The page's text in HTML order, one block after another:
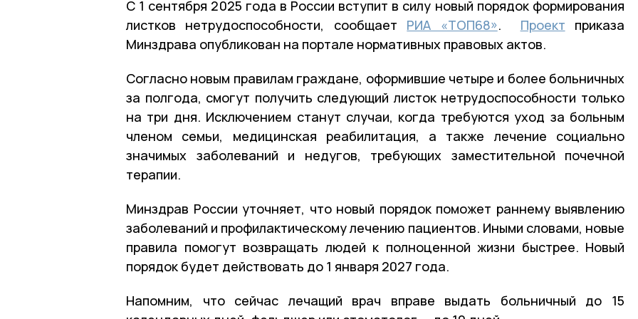
С 1 сентября 2025 года в России вступит в силу новый порядок формирования
листков нетрудоспособности, сообщает РИА «ТОП68». Проект приказа
Минздрава опубликован на портале нормативных правовых актов.
Согласно новым правилам граждане, оформившие четыре и более больничных
за полгода, смогут получить следующий листок нетрудоспособности только
на три дня. Исключением станут случаи, когда требуются уход за больным
членом семьи, медицинская реабилитация, а также лечение социально
значимых заболеваний и недугов, требующих заместительной почечной
терапии.
Минздрав России уточняет, что новый порядок поможет раннему выявлению
заболеваний и профилактическому лечению пациентов. Иными словами, новые
правила помогут возвращать людей к полноценной жизни быстрее. Новый
порядок будет действовать до 1 января 2027 года.
Напомним, что сейчас лечащий врач вправе выдать больничный до 15